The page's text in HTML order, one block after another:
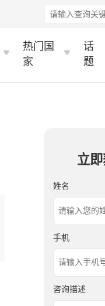
热门国
家
话
题
立
姓名
手机
咨询描述